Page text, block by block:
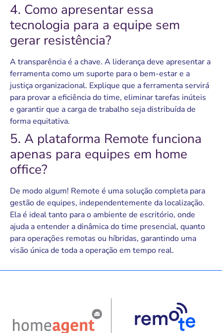
4. Como apresentar essa
tecnologia para a equipe sem
gerar resistência?
A transparência é a chave. A liderança deve apresentar a
ferramenta como um suporte para o bem-estar e a
justiça organizacional. Explique que a ferramenta servirá
para provar a eficiência do time, eliminar tarefas inúteis
e garantir que a carga de trabalho seja distribuída de
forma equitativa.
5. A plataforma Remote funciona
apenas para equipes em home
office?
De modo algum! Remote é uma solução completa para
gestão de equipes, independentemente da localização.
Ela é ideal tanto para o ambiente de escritório, onde
ajuda a entender a dinâmica do time presencial, quanto
para operações remotas ou híbridas, garantindo uma
visão única de toda a operação em tempo real.